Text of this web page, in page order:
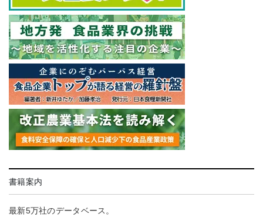
書籍案内
最新5万社のデータベース。